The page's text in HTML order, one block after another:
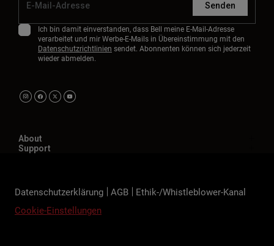
Senden
Ich bin damit einverstanden, dass Bell meine E-Mail-Adresse
verarbeitet und mir Werbe-E-Mails in Übereinstimmung mit den
Datenschutzrichtlinien sendet. Abonnenten können sich jederzeit
wieder abmelden.
About
Support
Datenschutzerklärung AGB
Ethik-/Whistleblower-Kanal
Cookie-Einstellungen